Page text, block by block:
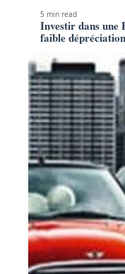
5 min read
Investir dans une
faible dépréciation